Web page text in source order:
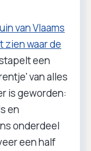
van Vlaams
zien waar de
een
van alles
is geworden:
en
onderdeel
een half